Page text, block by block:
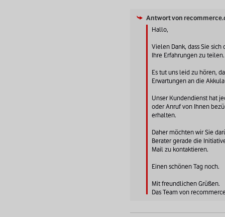
Antwort von
Hallo,
Vielen Dank, dass Sie
Ihre Erfahrungen zu teilen.
Es tut uns leid zu hören,
Erwartungen an die
Unser Kundendienst hat
oder Anruf von Ihnen
erhalten.
Daher möchten wir Sie
Berater gerade die
Mail zu kontaktieren.
Einen schönen Tag noch.
Mit freundlichen Grüßen.
Das Team von